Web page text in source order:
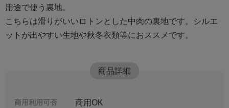
用途で使う裏地。
こちらは滑りがいいロトンとした中肉の裏地です。シルエ
ットが出やすい生地や秋冬衣類等におススメです。
商品詳細
商用利用可否 商用OK